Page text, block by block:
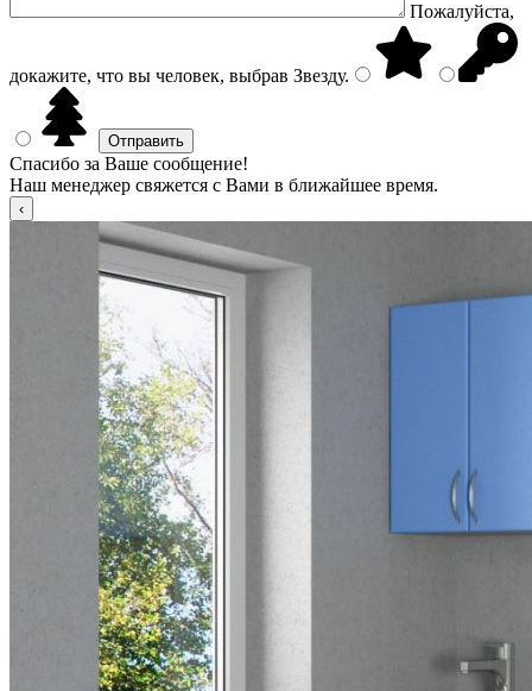
Пожалуйста,
докажите, что вы человек, выбрав Звезду.
Спасибо за Ваше сообщение!
Наш менеджер свяжется с Вами в ближайшее время.